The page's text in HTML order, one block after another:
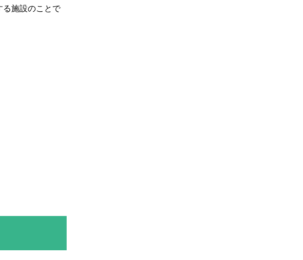
る施設のことで